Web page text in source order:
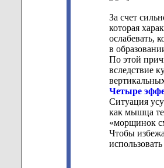
За счет
которая
ослабевать,
в
По этой
вследствие
Четыре
Ситуация
как мышца
«морщинок
Чтобы